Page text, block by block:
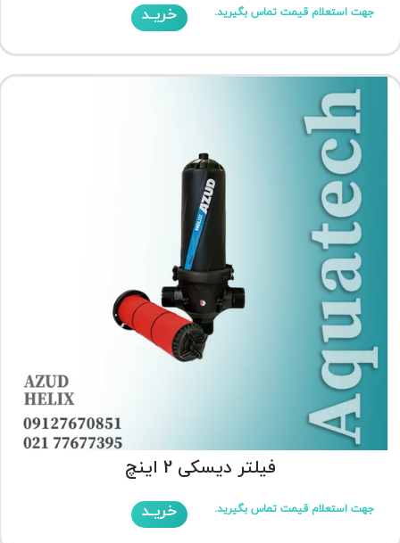
جهت استعلام قیمت تماس بگیرید. خریـد
فیلتر دیسکی 2 اینچ
جهت استعلام قیمت تماس بگیرید. خریـد